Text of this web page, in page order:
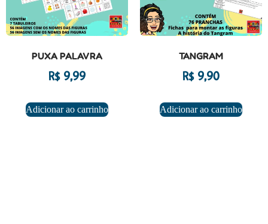
PUXA PALAVRA
R$9,99
Adicionar ao carrinho
TANGRAM
R$9,90
Adicionar ao carrinho